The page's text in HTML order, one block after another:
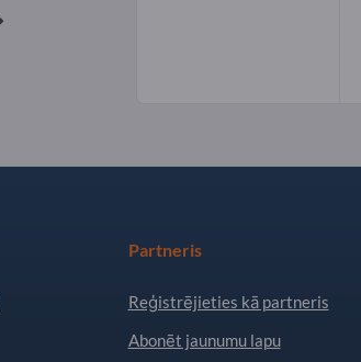
Partneris
Reģistrējieties kā partneris
Abonēt jaunumu lapu